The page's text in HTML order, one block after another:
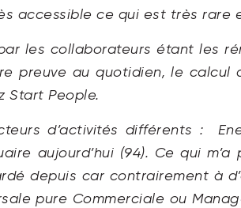
accessible ce qui est très rare
les collaborateurs étant les
preuve au quotidien, le calcul
Start People.
d’activités différents :
aujourd’hui (94). Ce qui m’a
depuis car contrairement à
pure Commerciale ou